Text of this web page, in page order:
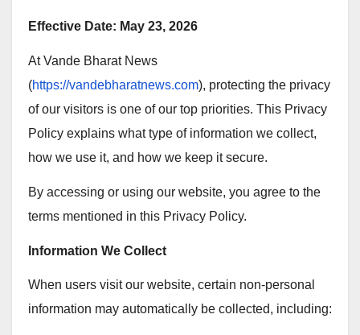
Effective Date: May 23, 2026
At Vande Bharat News
(https://vandebharatnews.com), protecting the privacy
of our visitors is one of our top priorities. This Privacy
Policy explains what type of information we collect,
how we use it, and how we keep it secure.
By accessing or using our website, you agree to the
terms mentioned in this Privacy Policy.
Information We Collect
When users visit our website, certain non-personal
information may automatically be collected, including: